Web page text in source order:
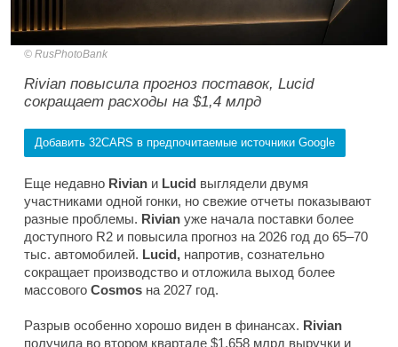
RusPhotoBank
Rivian повысила прогноз поставок, Lucid
сокращает расходы на $1,4 млрд
Добавить 32CARS в предпочитаемые источники Google
Еще недавно Rivian и Lucid выглядели двумя
участниками одной гонки, но свежие отчеты показывают
разные проблемы. Rivian уже начала поставки более
доступного R2 и повысила прогноз на 2026 год до 65–70
тыс. автомобилей. Lucid, напротив, сознательно
сокращает производство и отложила выход более
массового Cosmos на 2027 год.
Разрыв особенно хорошо виден в финансах. Rivian
получила во втором квартале $1,658 млрд выручки и